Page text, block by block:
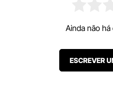
Ainda não
ESCREVER